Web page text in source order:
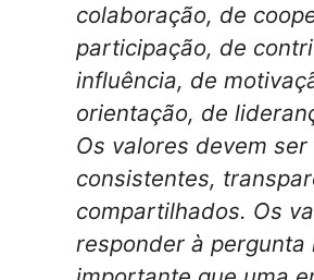
colaboração, de
participação, de
influência, de
orientação, de
Os valores devem
consistentes,
compartilhados. Os
responder à pergunta